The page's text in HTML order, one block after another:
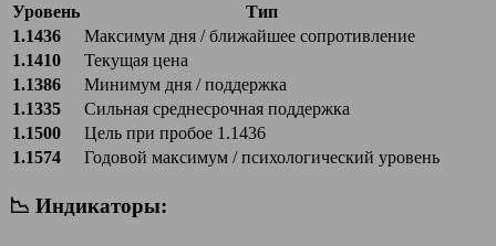
Уровень
Тип
1.1436
Максимум дня / ближайшее сопротивление
1.1410
Текущая цена
1.1386
Минимум дня / поддержка
1.1335
Сильная среднесрочная поддержка
1.1500
Цель при пробое 1.1436
1.1574
Годовой максимум / психологический уровень
📉 Индикаторы: